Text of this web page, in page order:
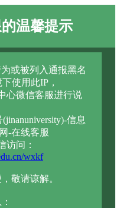
温馨提示
或被列入通报黑名
使用此IP，
心微信客服进行说
信息
-在线客服
访问：
wxkf
敬请谅解。